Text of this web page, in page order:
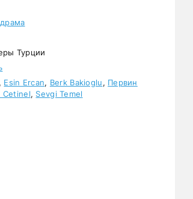
Турции
Esin Ercan, Berk Bakioglu, Первин
Cetinel, Sevgi Temel